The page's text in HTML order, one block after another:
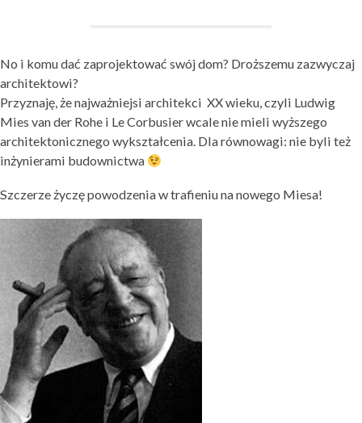
No i komu dać zaprojektować swój dom? Droższemu zazwyczaj
architektowi?
Przyznaję, że najważniejsi architekci XX wieku, czyli Ludwig
Mies van der Rohe i Le Corbusier wcale nie mieli wyższego
architektonicznego wykształcenia. Dla równowagi: nie byli też
inżynierami budownictwa
Szczerze życzę powodzenia w trafieniu na nowego Miesa!